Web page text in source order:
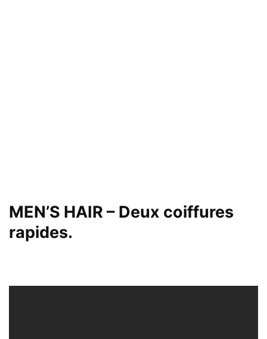
MEN’S HAIR – Deux coiffures
rapides.